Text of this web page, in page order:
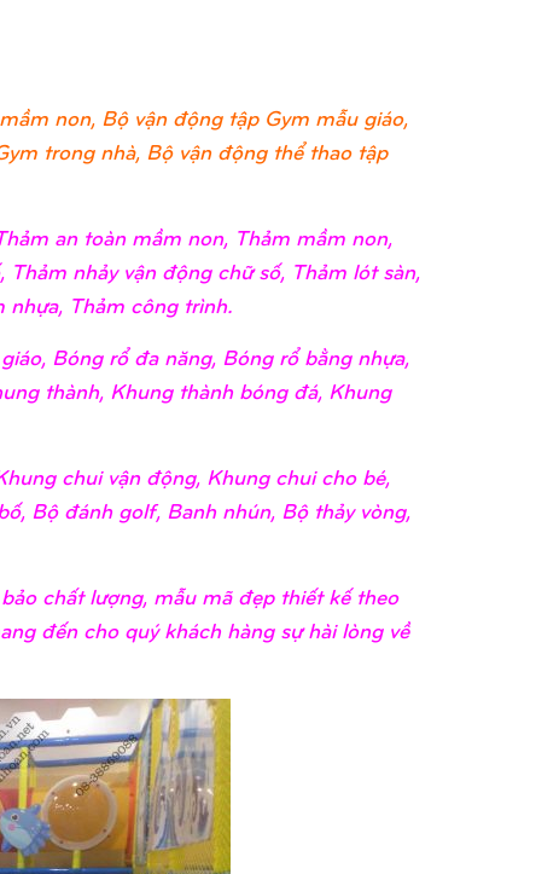
non, Bộ vận động tập Gym mẫu giáo,
trong nhà, Bộ vận động thể thao tập
an toàn mầm non, Thảm mầm non,
nhảy vận động chữ số, Thảm lót sàn,
nhựa, Thảm công trình.
Bóng rổ đa năng, Bóng rổ bằng nhựa,
thành, Khung thành bóng đá, Khung
chui vận động, Khung chui cho bé,
Bộ đánh golf, Banh nhún, Bộ thảy vòng,
chất lượng, mẫu mã đẹp thiết kế theo
đến cho quý khách hàng sự hài lòng về